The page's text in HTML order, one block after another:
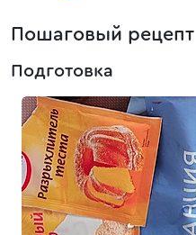
Пошаговый рецепт
Подготовка